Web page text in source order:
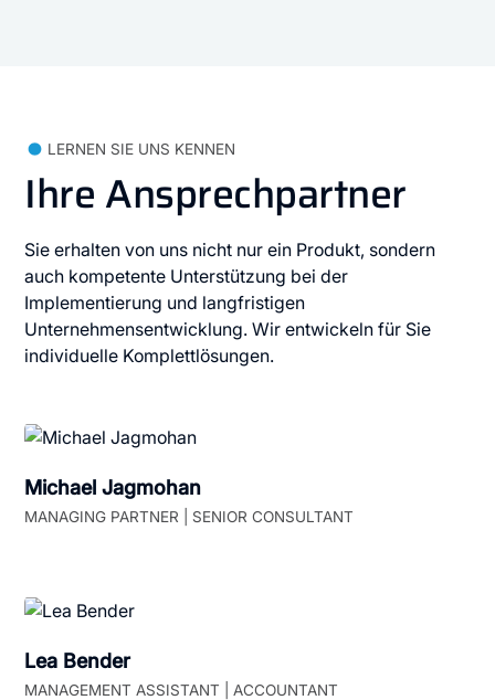
LERNEN SIE UNS KENNEN
Ihre Ansprechpartner
Sie erhalten von uns nicht nur ein Produkt, sondern
auch kompetente Unterstützung bei der
Implementierung und langfristigen
Unternehmensentwicklung. Wir entwickeln für Sie
individuelle Komplettlösungen.
Michael Jagmohan
MANAGING PARTNER | SENIOR CONSULTANT
Lea Bender
MANAGEMENT ASSISTANT | ACCOUNTANT